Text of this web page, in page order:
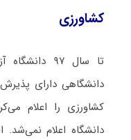
ﻛﺸﺎورزی
تا سال ۹۷
دانشگاهی دارای
ﻛﺸﺎورزی را اعلام